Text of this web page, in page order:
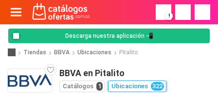
!
Descarga nuestra aplicación 📲
Tiendas BBVA Ubicaciones Pitalito
BBVA en Pitalito
Catálogos 1 Ubicaciones 322